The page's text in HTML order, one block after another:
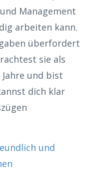
Management
arbeiten kann.
überfordert
sie als
und bist
dich klar
und